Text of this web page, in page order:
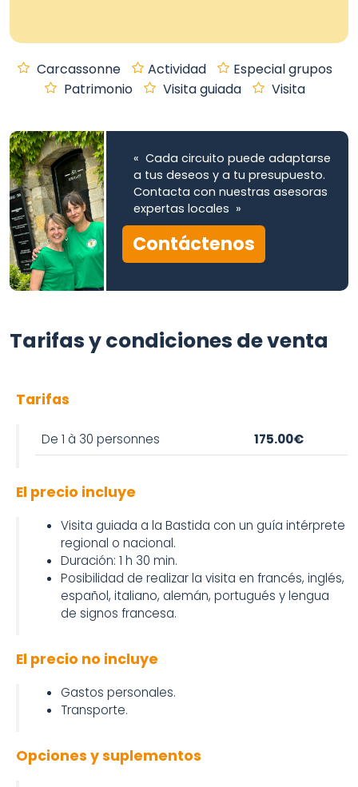
Carcassonne Actividad
Especial grupos
Patrimonio
Visita guiada Visita
« Cada circuito puede adaptarse
a tus deseos y a tu presupuesto.
Contacta con nuestras asesoras
expertas locales »
Contáctenos
Tarifas y condiciones de venta
Tarifas
De 1 à 30 personnes 175.00€
El precio incluye
Visita guiada a la Bastida con un guía intérprete
regional o nacional.
Duración: 1 h 30 min.
Posibilidad de realizar la visita en francés, inglés,
español, italiano, alemán, portugués y lengua
de signos francesa.
El precio no incluye
Gastos personales.
Transporte.
Opciones y suplementos